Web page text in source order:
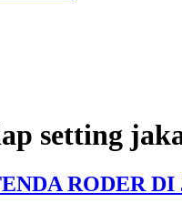
setting
RODER